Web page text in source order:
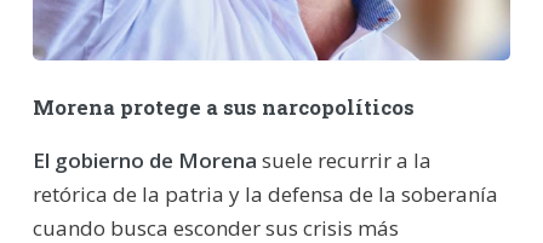
Morena protege a sus narcopolíticos
El gobierno de Morena suele recurrir a la
retórica de la patria y la defensa de la soberanía
cuando busca esconder sus crisis más